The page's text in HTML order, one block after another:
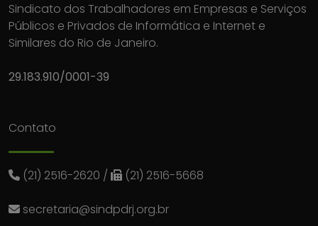
Sindicato dos Trabalhadores em Empresas e Serviços
Públicos e Privados de Informática e Internet e
Similares do Rio de Janeiro.
29.183.910/0001-39
Contato
(21) 2516-2620 / (21) 2516-5668
secretaria@sindpdrj.org.br